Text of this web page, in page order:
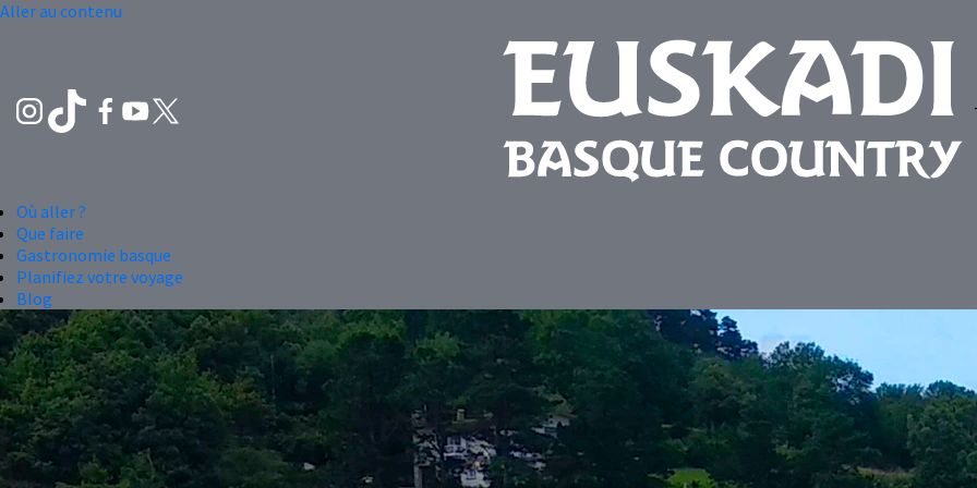
Aller au contenu
Où aller ?
Que faire
Gastronomie basque
Planifiez votre voyage
Blog